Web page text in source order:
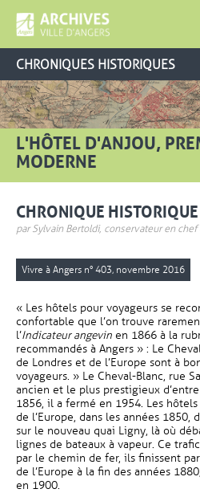
CHRONIQUES HISTORIQUES
L'HÔTEL D'ANJOU,
MODERNE
CHRONIQUE HISTORIQUE
par Sylvain Bertoldi, conservateur en
Vivre à Angers n° 403, novembre 2016
« Les hôtels pour voyageurs se
confortable que l’on trouve
l’Indicateur angevin en 1866 à la
recommandés à Angers » : Le
de Londres et de l’Europe sont à
voyageurs. » Le Cheval-Blanc, rue
ancien et le plus prestigieux
1856, il a fermé en 1954. Les
de l’Europe, dans les années
sur le nouveau quai Ligny, là où
lignes de bateaux à vapeur. Ce
par le chemin de fer, ils finissent
de l’Europe à la fin des années
en 1900.